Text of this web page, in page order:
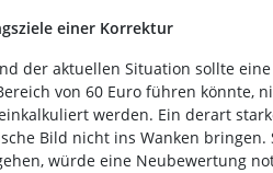
einer Korrektur
der aktuellen Situation sollte
von 60 Euro führen könnte,
werden. Ein derart
Bild nicht ins Wanken
würde eine Neubewertung